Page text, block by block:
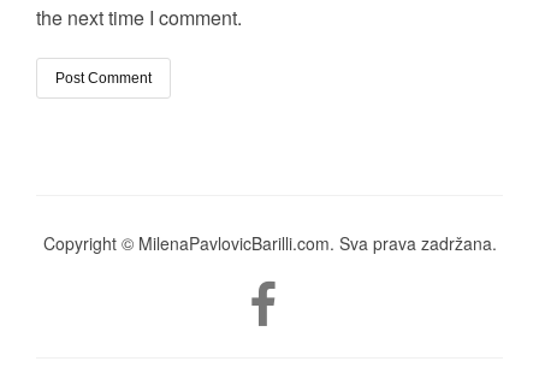
the next time I comment.
Copyright © MilenaPavlovicBarilli.com. Sva prava zadržana.